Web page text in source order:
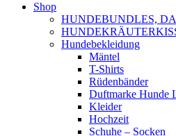
Shop
HUNDEBUNDLES,
Hundebekleidung
Mäntel
T-Shirts
Rüdenbänder
Duftmarke Hunde
Kleider
Hochzeit
Schuhe – Socken